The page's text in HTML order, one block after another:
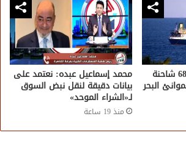
تداول 14 ألف طن و681 شاحنة
البحر
محمد إسماعيل عبده: نعتمد على
بيانات دقيقة لنقل نبض السوق
لـ«الشراء الموحد»
منذ 19 ساعة